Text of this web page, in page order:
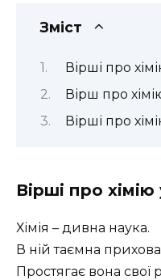
Зміст
Вірші про
Вірш про
Вірші про
Вірші про
Хімія – дивна наука.
В ній таємна
Простягає вона свої